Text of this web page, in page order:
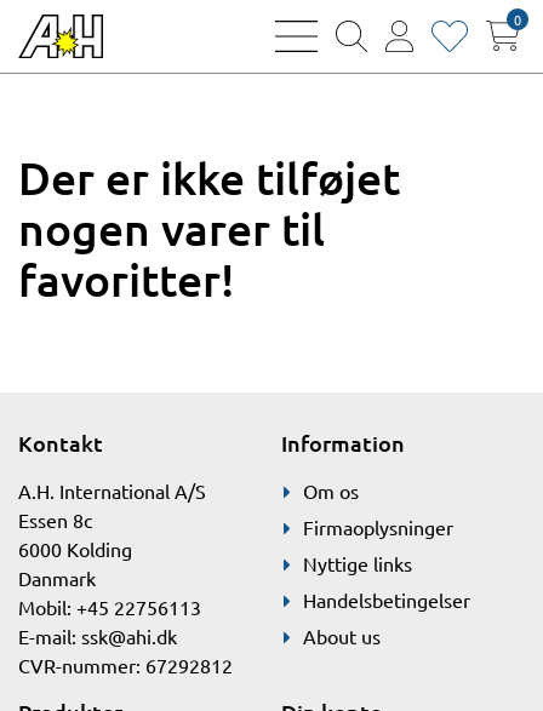
bars
magnifying
user
heart0
Der er ikke tilføjet
nogen varer til
favoritter!
Kontakt
A.H. International A/S
Essen 8c
6000 Kolding
Danmark
Mobil: +45 22756113
E-mail: ssk@ahi.dk
CVR-nummer: 67292812
Information
Om os
Firmaoplysninger
Nyttige links
Handelsbetingelser
About us